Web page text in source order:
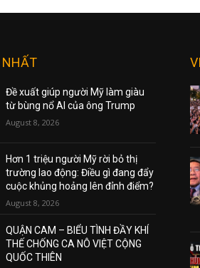
NHẤT
Đề xuất giúp người Mỹ làm giàu
từ bùng nổ AI của ông Trump
August 8, 2026
Hơn 1 triệu người Mỹ rời bỏ thị
trường lao động: Điều gì đang đẩy
cuộc khủng hoảng lên đỉnh điểm?
August 8, 2026
QUẬN CAM – BIỂU TÌNH ĐẦY KHÍ
THẾ CHỐNG CA NÔ VIỆT CỘNG
QUỐC THIÊN